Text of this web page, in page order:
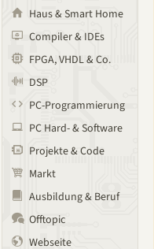
Haus & Smart Home
Compiler & IDEs
FPGA, VHDL & Co.
DSP
PC-Programmierung
PC Hard- & Software
Projekte & Code
Markt
Ausbildung & Beruf
Offtopic
Webseite